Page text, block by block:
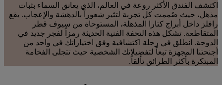
اكتشف الفندق الأكثر روعة في العالم، الذي يعانق السماء بثبات
مذهل، حيث صُممت كل تجربة لتثير شعوراً بالدهشة والإعجاب. يقع
رافلز داخل أبراج كتارا المذهلة، المستوحاة من سيوف قطر
المتقاطعة. تشكل هذه التحفة الفنية الحديثة رمزاً لفجر جديد في
الدوحة. انطلق في رحلة اكتشافية وفق اختياراتك في واحد من
أجنحتنا المجهزة تبعاً لتفضيلاتك الشخصية حيث تتجلى الفخامة
المبتكرة بأكثر الطرائق تألقاً.